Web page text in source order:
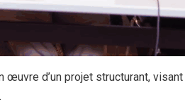
d’un projet structurant,